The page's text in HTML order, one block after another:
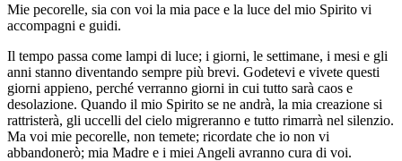
Mie pecorelle, sia con voi la mia pace e la luce del mio Spirito vi
accompagni e guidi.
Il tempo passa come lampi di luce; i giorni, le settimane, i mesi e gli
anni stanno diventando sempre più brevi. Godetevi e vivete questi
giorni appieno, perché verranno giorni in cui tutto sarà caos e
desolazione. Quando il mio Spirito se ne andrà, la mia creazione si
rattristerà, gli uccelli del cielo migreranno e tutto rimarrà nel silenzio.
Ma voi mie pecorelle, non temete; ricordate che io non vi
abbandonerò; mia Madre e i miei Angeli avranno cura di voi.